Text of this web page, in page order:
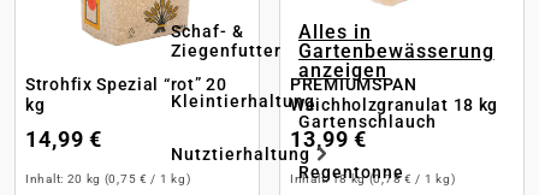
Schaf- &
Ziegenfutter
Kleintierhaltung
Nutztierhaltung
Alles in
Gartenbewässerung
anzeigen
Gartenschlauch
Regentonne
Strohfix Spezial “rot” 20
kg
14,99 €
Inhalt: 20 kg (0,75 € / 1 kg)
PREMIUMSPAN
Weichholzgranulat 18 kg
13,99 €
Inhalt:18 kg(0,78 € / 1 kg)